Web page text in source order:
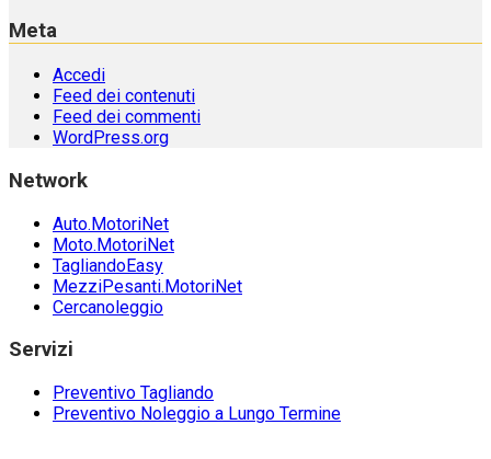
Meta
Accedi
Feed dei contenuti
Feed dei commenti
WordPress.org
Network
Auto.MotoriNet
Moto.MotoriNet
TagliandoEasy
MezziPesanti.MotoriNet
Cercanoleggio
Servizi
Preventivo Tagliando
Preventivo Noleggio a Lungo Termine